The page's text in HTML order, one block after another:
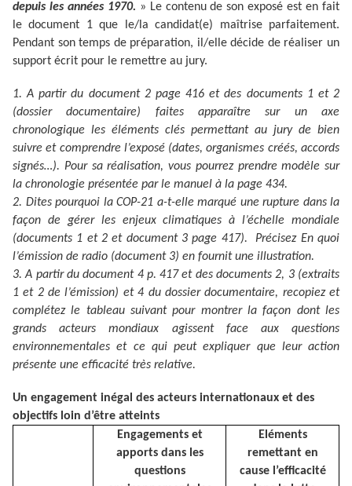
depuis les années 1970. » Le contenu de son exposé est en fait
le document 1 que le/la candidat(e) maîtrise parfaitement.
Pendant son temps de préparation, il/elle décide de réaliser un
support écrit pour le remettre au jury.
1. A partir du document 2 page 416 et des documents 1 et 2
(dossier documentaire) faites apparaître sur un axe
chronologique les éléments clés permettant au jury de bien
suivre et comprendre l’exposé (dates, organismes créés, accords
signés…). Pour sa réalisation, vous pourrez prendre modèle sur
la chronologie présentée par le manuel à la page 434.
2. Dites pourquoi la COP-21 a-t-elle marqué une rupture dans la
façon de gérer les enjeux climatiques à l’échelle mondiale
(documents 1 et 2 et document 3 page 417). Précisez En quoi
l’émission de radio (document 3) en fournit une illustration.
3. A partir du document 4 p. 417 et des documents 2, 3 (extraits
1 et 2 de l’émission) et 4 du dossier documentaire, recopiez et
complétez le tableau suivant pour montrer la façon dont les
grands acteurs mondiaux agissent face aux questions
environnementales et ce qui peut expliquer que leur action
présente une efficacité très relative.
Un engagement inégal des acteurs internationaux et des
objectifs loin d’être atteints
Engagements et
apports dans les
questions
Eléments
remettant en
cause l’efficacité